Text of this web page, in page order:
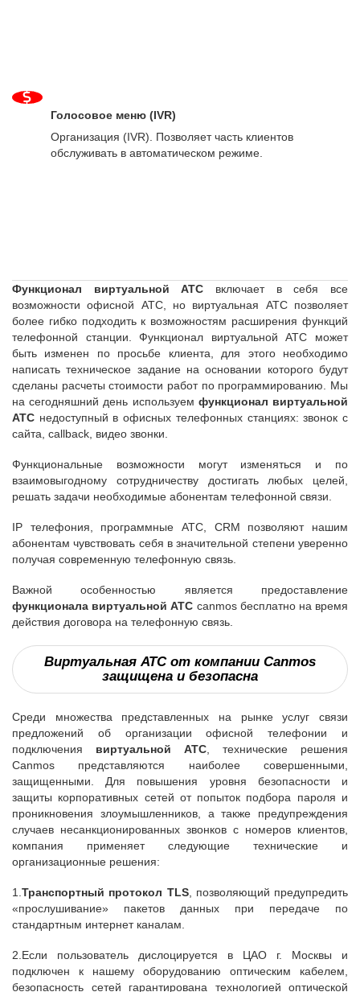
Голосовое меню (IVR)
Организация (IVR). Позволяет часть клиентов
обслуживать в автоматическом режиме.
Функционал виртуальной АТС включает в себя все
возможности офисной АТС, но виртуальная АТС позволяет
более гибко подходить к возможностям расширения функций
телефонной станции. Функционал виртуальной АТС может
быть изменен по просьбе клиента, для этого необходимо
написать техническое задание на основании которого будут
сделаны расчеты стоимости работ по программированию. Мы
на сегодняшний день используем функционал виртуальной
АТС недоступный в офисных телефонных станциях: звонок с
сайта, callback, видео звонки.
Функциональные возможности могут изменяться и по
взаимовыгодному сотрудничеству достигать любых целей,
решать задачи необходимые абонентам телефонной связи.
IP телефония, программные АТС, CRM позволяют нашим
абонентам чувствовать себя в значительной степени уверенно
получая современную телефонную связь.
Важной особенностью является предоставление
функционала виртуальной АТС canmos бесплатно на время
действия договора на телефонную связь.
Виртуальная АТС от компании Canmos
защищена и безопасна
Среди множества представленных на рынке услуг связи
предложений об организации офисной телефонии и
подключения виртуальной АТС , технические решения
Canmos представляются наиболее совершенными,
защищенными. Для повышения уровня безопасности и
защиты корпоративных сетей от попыток подбора пароля и
проникновения злоумышленников, а также предупреждения
случаев несанкционированных звонков с номеров клиентов,
компания применяет следующие технические и
организационные решения:
1. Транспортный протокол TLS, позволяющий предупредить
«прослушивание» пакетов данных при передаче по
стандартным интернет каналам.
2.Если пользователь дислоцируется в ЦАО г. Москвы и
подключен к нашему оборудованию оптическим кабелем,
безопасность сетей гарантирована технологией оптической